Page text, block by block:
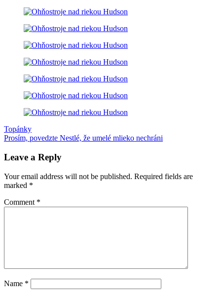
deň
nezávislostiohňostroj
Post
navigation
Previous
Post:
Topánky
Next
Prosím, povedzte Nestlé, že umelé mlieko nechráni
Leave a Reply
Your email address will not be published. Required fields are
marked *
Comment *
Name *